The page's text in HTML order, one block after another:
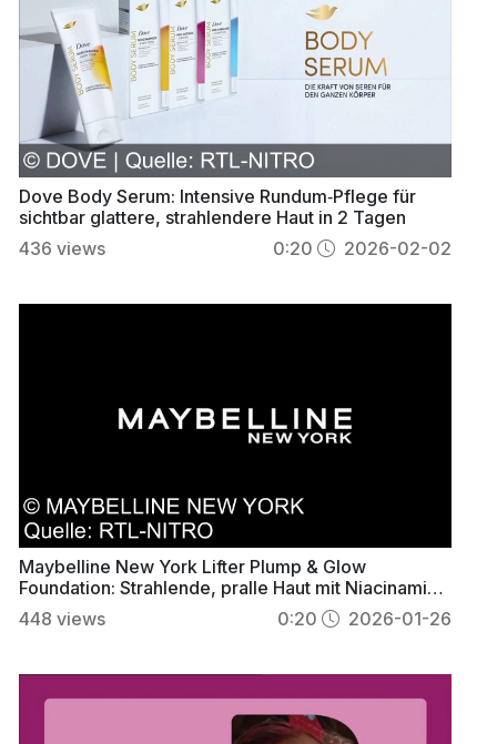
Dove Body Serum: Intensive Rundum‑Pflege für
sichtbar glattere, strahlendere Haut in 2 Tagen
436 views 0:20 2026-02-02
Maybelline New York Lifter Plump & Glow
Foundation: Strahlende, pralle Haut mit Niacinamid
& Hyaluron
448 views 0:20 2026-01-26